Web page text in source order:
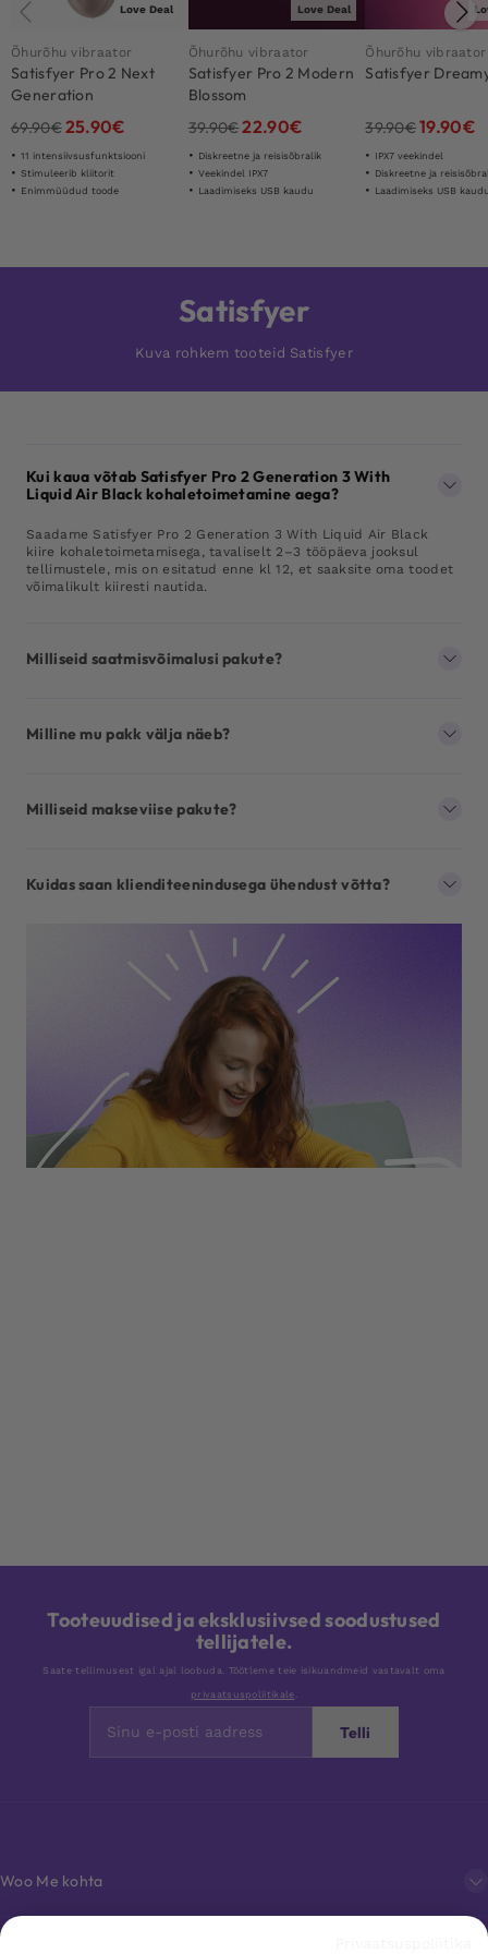
Love Deal
Õhurõhu vibraator
Satisfyer Pro 2 Next
Generation
69.90€25.90€
11 intensiivsusfunktsiooni
Stimuleerib kliitorit
Enimmüüdud toode
Love Deal
Õhurõhu vibraator
Satisfyer Pro 2 Modern
Blossom
39.90€22.90€
Diskreetne ja reisisõbralik
Veekindel IPX7
Laadimiseks USB kaudu
Õhurõhu vibraator
Satisfyer
39.90€19.90€
IPX7 veekindel
Diskreetne ja
Laadimiseks USB
Satisfyer
Kuva rohkem tooteid Satisfyer
Kui kaua võtab Satisfyer Pro 2 Generation 3 With
Liquid Air Black kohaletoimetamine aega?
Saadame Satisfyer Pro 2 Generation 3 With Liquid Air Black
kiire kohaletoimetamisega, tavaliselt 2–3 tööpäeva jooksul
tellimustele, mis on esitatud enne kl 12, et saaksite oma toodet
võimalikult kiiresti nautida.
Milliseid saatmisvõimalusi pakute?
Milline mu pakk välja näeb?
Milliseid makseviise pakute?
Kuidas saan klienditeenindusega ühendust võtta?
Tooteuudised ja eksklusiivsed soodustused
tellijatele.
Saate tellimusest igal ajal loobuda. Töötleme teie isikuandmeid vastavalt oma
privaatsuspoliitikale .
Telli
Woo Me kohta